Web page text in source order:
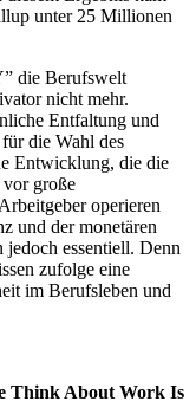
unter 25 Millionen
die Berufswelt
nicht mehr.
Entfaltung und
die Wahl des
Entwicklung, die die
vor große
operieren
und der monetären
essentiell. Denn
zufolge eine
im Berufsleben und
Think About Work Is